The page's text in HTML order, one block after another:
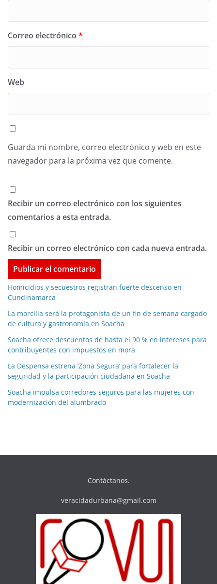
Correo electrónico *
Web
Guarda mi nombre, correo electrónico y web en este
navegador para la próxima vez que comente.
Recibir un correo electrónico con los siguientes
comentarios a esta entrada.
Recibir un correo electrónico con cada nueva entrada.
Homicidios y secuestros registran fuerte descenso en
Cundinamarca
La morcilla será la protagonista de un fin de semana cargado
de cultura y gastronomía en Soacha
Soacha ofrece descuentos de hasta el 90 % en intereses para
contribuyentes con impuestos en mora
La Despensa estrena ‘Zona Segura’ para fortalecer la
seguridad y la participación ciudadana en Soacha
Soacha impulsa corredores seguros para las mujeres con
modernización del alumbrado
Contáctanos.
veracidadurbana@gmail.com